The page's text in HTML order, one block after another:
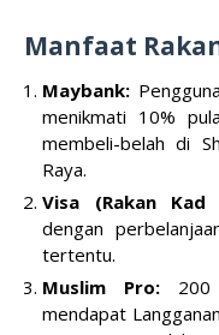
Manfaat
Maybank:
menikmati 10%
membeli-belah di
Raya.
Visa (Rakan Kad
dengan
tertentu.
Muslim Pro:
mendapat